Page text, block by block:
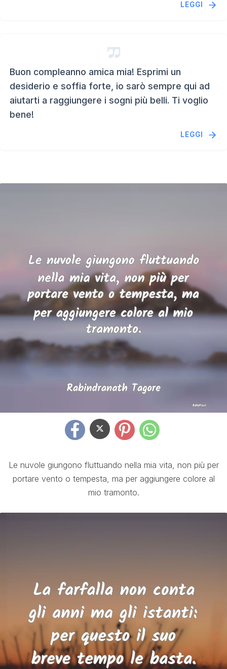
LEGGI
Buon compleanno amica mia! Esprimi un
desiderio e soffia forte, io sarò sempre qui ad
aiutarti a raggiungere i sogni più belli. Ti voglio
bene!
LEGGI
Le nuvole giungono fluttuando nella mia vita, non più per
portare vento o tempesta, ma per aggiungere colore al
mio tramonto.